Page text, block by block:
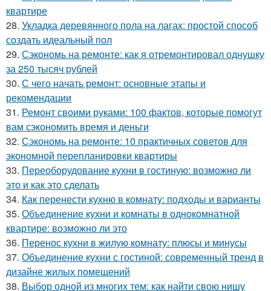
квартире
28. Укладка деревянного пола на лагах: простой способ
создать идеальный пол
29. Сэкономь на ремонте: как я отремонтировал однушку
за 250 тысяч рублей
30. С чего начать ремонт: основные этапы и
рекомендации
31. Ремонт своими руками: 100 фактов, которые помогут
вам сэкономить время и деньги
32. Сэкономь на ремонте: 10 практичных советов для
экономной перепланировки квартиры
33. Переоборудование кухни в гостиную: возможно ли
это и как это сделать
34. Как перенести кухню в комнату: подходы и варианты
35. Объединение кухни и комнаты в однокомнатной
квартире: возможно ли это
36. Перенос кухни в жилую комнату: плюсы и минусы
37. Объединение кухни с гостиной: современный тренд в
дизайне жилых помещений
38. Выбор одной из многих тем: как найти свою нишу